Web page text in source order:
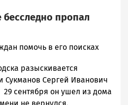
бесследно пропал
помочь в его поисках
разыскивается
Сукманов Сергей Иванович
сентября он ушел из дома